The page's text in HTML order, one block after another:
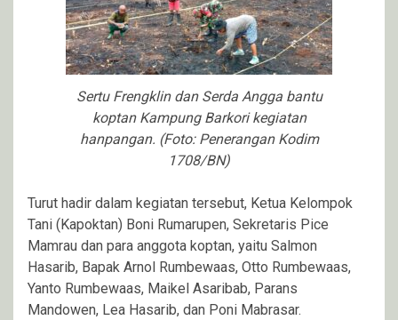
Sertu Frengklin dan Serda Angga bantu
koptan Kampung Barkori kegiatan
hanpangan. (Foto: Penerangan Kodim
1708/BN)
Turut hadir dalam kegiatan tersebut, Ketua Kelompok
Tani (Kapoktan) Boni Rumarupen, Sekretaris Pice
Mamrau dan para anggota koptan, yaitu Salmon
Hasarib, Bapak Arnol Rumbewaas, Otto Rumbewaas,
Yanto Rumbewaas, Maikel Asaribab, Parans
Mandowen, Lea Hasarib, dan Poni Mabrasar.